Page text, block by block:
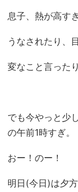
息子、熱が高す
うなされたり、
変なこと言った
でも今やっと少
の午前1時すぎ。
おー！のー！
明日(今日)は夕